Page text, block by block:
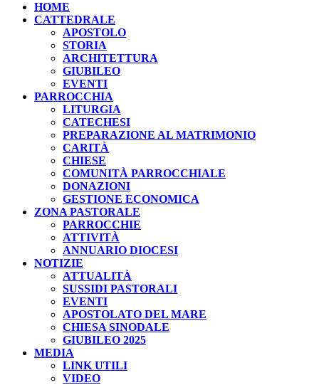
HOME
CATTEDRALE
APOSTOLO
STORIA
ARCHITETTURA
GIUBILEO
EVENTI
PARROCCHIA
LITURGIA
CATECHESI
PREPARAZIONE AL MATRIMONIO
CARITÀ
CHIESE
COMUNITÀ PARROCCHIALE
DONAZIONI
GESTIONE ECONOMICA
ZONA PASTORALE
PARROCCHIE
ATTIVITÀ
ANNUARIO DIOCESI
NOTIZIE
ATTUALITÀ
SUSSIDI PASTORALI
EVENTI
APOSTOLATO DEL MARE
CHIESA SINODALE
GIUBILEO 2025
MEDIA
LINK UTILI
VIDEO